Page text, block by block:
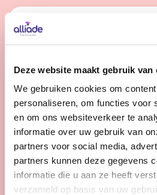
Deze website maakt gebruik van
We gebruiken cookies om
personaliseren, om functies voor
en om ons websiteverkeer te
informatie over uw gebruik van
partners voor social media,
partners kunnen deze gegevens
informatie die u aan ze heeft
verzameld op basis van uw
Begeleider - Ureterp
Friesland
Werk jij graag met mensen én
ontwikkeling? Op onze locatie
cliënten groeien in
betrokken en hecht team.